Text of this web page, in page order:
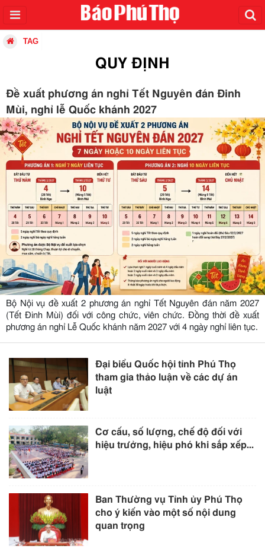
TAG
QUY ĐỊNH
Đề xuất phương án nghỉ Tết Nguyên đán Đinh
Mùi, nghỉ lễ Quốc khánh 2027
Bộ Nội vụ đề xuất 2 phương án nghỉ Tết Nguyên đán năm 2027
(Tết Đinh Mùi) đối với công chức, viên chức. Đồng thời đề xuất
phương án nghỉ Lễ Quốc khánh năm 2027 với 4 ngày nghỉ liên tục.
Đại biểu Quốc hội tỉnh Phú Thọ
tham gia thảo luận về các dự án
luật
Cơ cấu, số lượng, chế độ đối với
hiệu trưởng, hiệu phó khi sắp xếp...
Ban Thường vụ Tỉnh ủy Phú Thọ
cho ý kiến vào một số nội dung
quan trọng